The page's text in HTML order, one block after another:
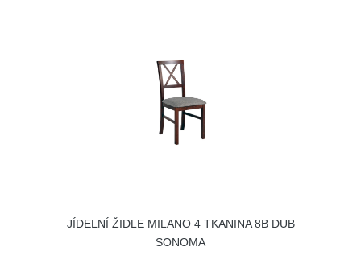
JÍDELNÍ ŽIDLE MILANO 4 TKANINA 8B DUB
SONOMA